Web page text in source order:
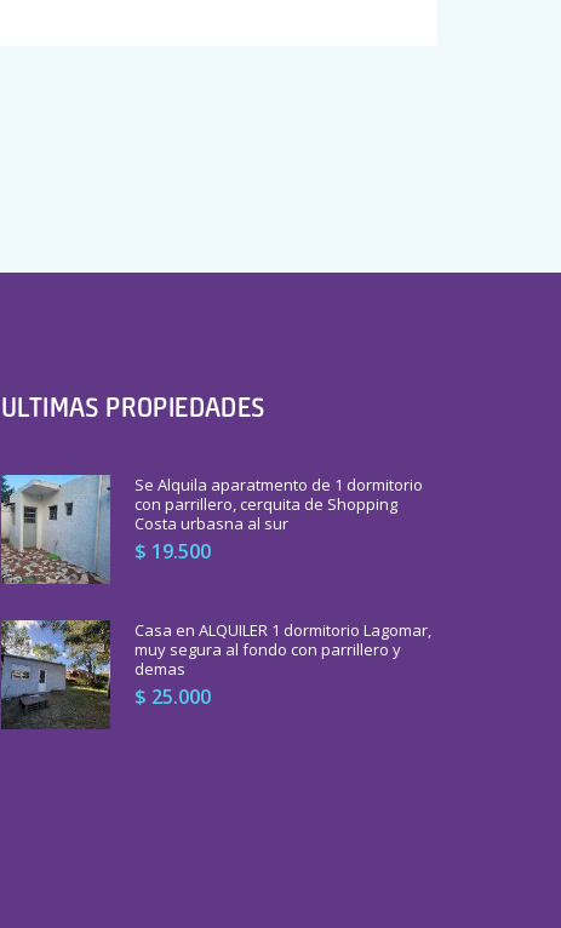
ULTIMAS PROPIEDADES
Se Alquila aparatmento de 1 dormitorio
con parrillero, cerquita de Shopping
Costa urbasna al sur
$ 19.500
Casa en ALQUILER 1 dormitorio Lagomar,
muy segura al fondo con parrillero y
demas
$ 25.000